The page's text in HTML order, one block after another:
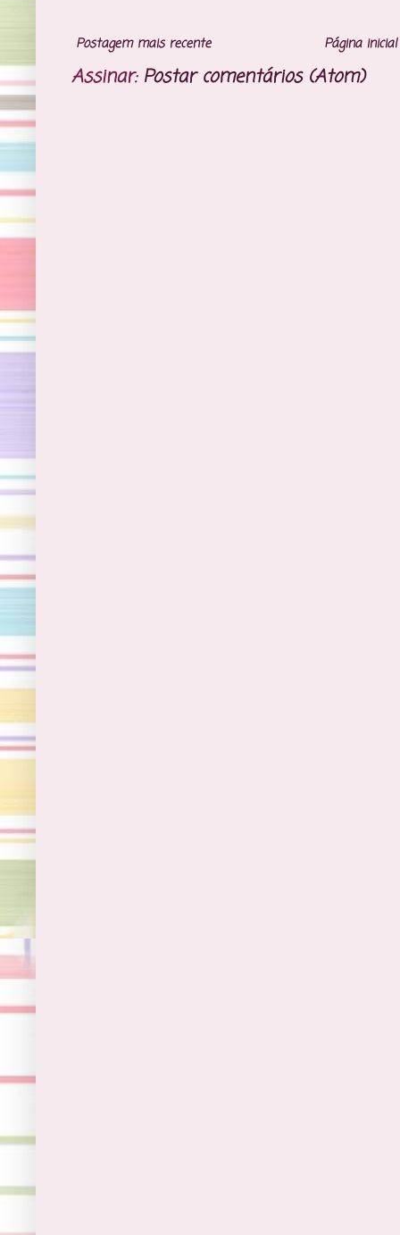
Postagem mais recente Página inicial
Assinar: Postar comentários (Atom)